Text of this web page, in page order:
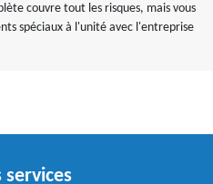
couvre tout les risques, mais vous
spéciaux à l'unité avec l'entreprise